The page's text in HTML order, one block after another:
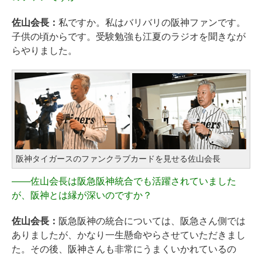
佐山会長： 私ですか。私はバリバリの阪神ファンです。
子供の頃からです。受験勉強も江夏のラジオを聞きなが
らやりました。
阪神タイガースのファンクラブカードを見せる佐山会長
――佐山会長は阪急阪神統合でも活躍されていました
が、阪神とは縁が深いのですか？
佐山会長： 阪急阪神の統合については、阪急さん側では
ありましたが、かなり一生懸命やらさせていただきまし
た。その後、阪神さんも非常にうまくいかれているの